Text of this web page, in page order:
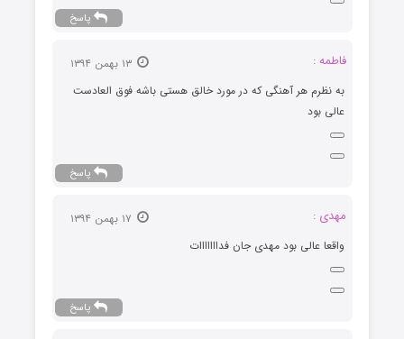
پاسخ
فاطمه :
به نظرم هر آهنگی که در مورد خالق هستی باشه فوق العادست
عالی بود
پاسخ
مهدی :
واقعا عالی بود مهدی جان فدااااااات
پاسخ